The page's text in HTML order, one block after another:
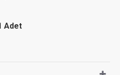
Adet